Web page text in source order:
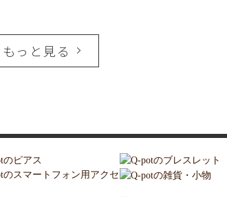
もっと見る